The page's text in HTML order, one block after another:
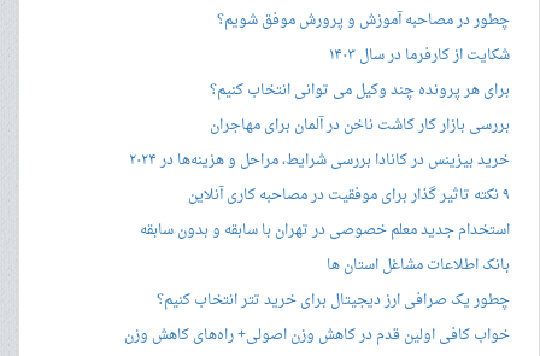
چطور در مصاحبه‌ آموزش و پرورش موفق شویم؟
شکایت از کارفرما در سال ۱۴۰۳
برای هر پرونده چند وکیل می توانی انتخاب کنیم؟
بررسی بازار کار کاشت ناخن در آلمان برای مهاجران
خرید بیزینس در کانادا بررسی شرایط، مراحل و هزینه‌ها در ۲۰۲۴
۹ نکته تاثیر گذار برای موفقیت در مصاحبه کاری آنلاین
استخدام جدید معلم خصوصی در تهران با سابقه و بدون سابقه
بانک اطلاعات مشاغل استان ها
چطور یک صرافی ارز دیجیتال برای خرید تتر انتخاب کنیم؟
خواب کافی اولین قدم در کاهش وزن اصولی+ راه‌های کاهش وزن